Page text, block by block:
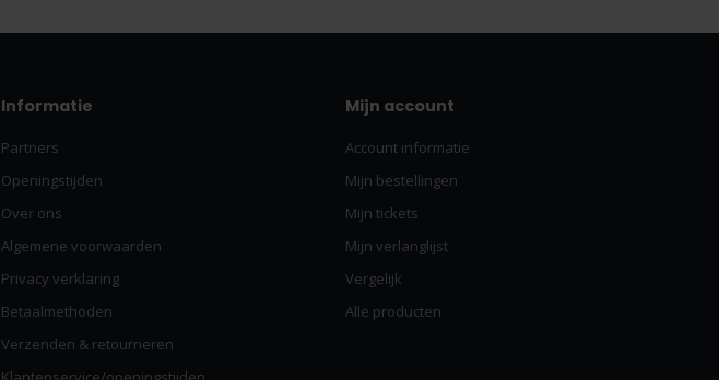
Informatie
Partners
Openingstijden
Over ons
Algemene voorwaarden
Privacy verklaring
Betaalmethoden
Verzenden & retourneren
Mijn account
Account informatie
Mijn bestellingen
Mijn tickets
Mijn verlanglijst
Vergelijk
Alle producten